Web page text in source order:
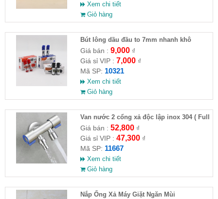
Xem chi tiết
Giỏ hàng
Bút lông dầu đầu to 7mm nhanh khô
Giá bán : 9,000₫
Giá sỉ VIP : 7,000₫
Mã SP: 10321
Xem chi tiết
Giỏ hàng
Van nước 2 cổng xả độc lập inox 304 ( Full
VAT )
Giá bán : 52,800₫
Giá sỉ VIP : 47,300₫
Mã SP: 11667
Xem chi tiết
Giỏ hàng
Nắp Ống Xả Máy Giặt Ngăn Mùi